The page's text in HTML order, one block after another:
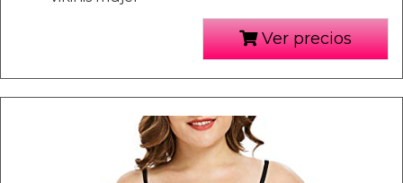
Ver precios